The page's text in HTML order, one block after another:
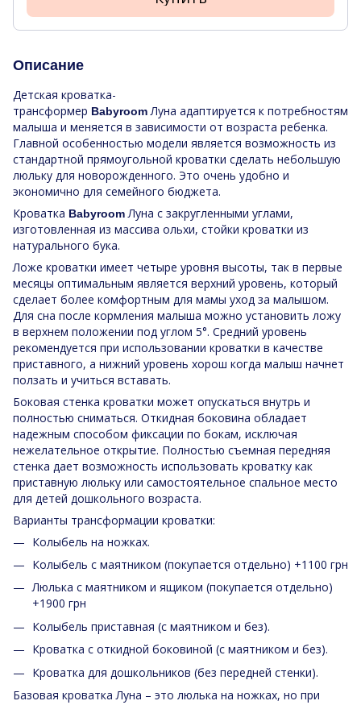
Описание
Детская кроватка-
трансформер Babyroom Луна адаптируется к потребностям
малыша и меняется в зависимости от возраста ребенка.
Главной особенностью модели является возможность из
стандартной прямоугольной кроватки сделать небольшую
люльку для новорожденного. Это очень удобно и
экономично для семейного бюджета.
Кроватка Babyroom Луна с закругленными углами,
изготовленная из массива ольхи, стойки кроватки из
натурального бука.
Ложе кроватки имеет четыре уровня высоты, так в первые
месяцы оптимальным является верхний уровень, который
сделает более комфортным для мамы уход за малышом.
Для сна после кормления малыша можно установить ложу
в верхнем положении под углом 5°. Средний уровень
рекомендуется при использовании кроватки в качестве
приставного, а нижний уровень хорош когда малыш начнет
ползать и учиться вставать.
Боковая стенка кроватки может опускаться внутрь и
полностью сниматься. Откидная боковина обладает
надежным способом фиксации по бокам, исключая
нежелательное открытие. Полностью съемная передняя
стенка дает возможность использовать кроватку как
приставную люльку или самостоятельное спальное место
для детей дошкольного возраста.
Варианты трансформации кроватки:
Колыбель на ножках.
Колыбель с маятником (покупается отдельно) +1100 грн
Люлька с маятником и ящиком (покупается отдельно)
+1900 грн
Колыбель приставная (с маятником и без).
Кроватка с откидной боковиной (с маятником и без).
Кроватка для дошкольников (без передней стенки).
Базовая кроватка Луна – это люлька на ножках, но при